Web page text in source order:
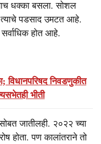
धक्का बसला. सोशल
त्याचे पडसाद उमटत आहे.
होत आहे.
निवडणुकीत
भीती
जातीलही. २०२२ च्या
होता. पण कालांतराने तो